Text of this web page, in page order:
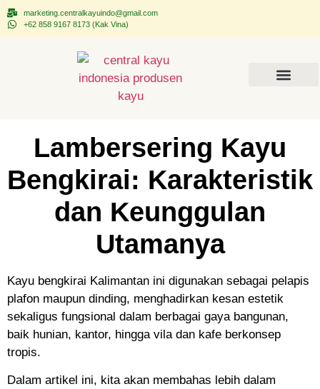
marketing.centralkayuindo@gmail.com
+62 858 9167 8173 (Kak Vina)
Lambersering Kayu
Bengkirai: Karakteristik
dan Keunggulan
Utamanya
Kayu bengkirai Kalimantan ini digunakan sebagai pelapis
plafon maupun dinding, menghadirkan kesan estetik
sekaligus fungsional dalam berbagai gaya bangunan,
baik hunian, kantor, hingga vila dan kafe berkonsep
tropis.
Dalam artikel ini, kita akan membahas lebih dalam